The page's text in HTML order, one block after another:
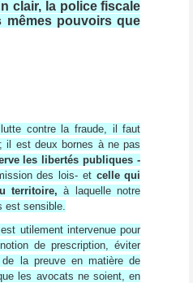
clair, la police fiscale
mêmes pouvoirs que
contre la fraude, il faut
il est deux bornes à ne pas
les libertés publiques -
des lois- etcelle qui
territoire, à laquelle notre
est sensible.
utilement intervenue pour
de prescription, éviter
la preuve en matière de
les avocats ne soient, en